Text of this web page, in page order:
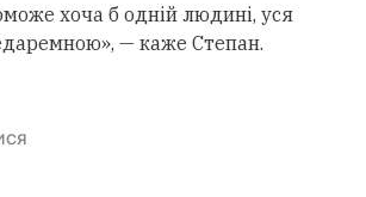
хоча б одній людині, уся
— каже Степан.